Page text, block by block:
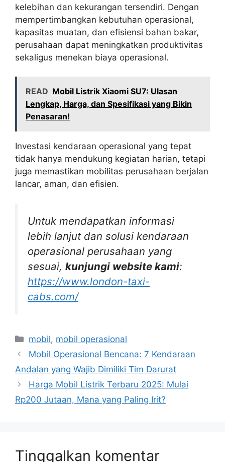
kelebihan dan kekurangan tersendiri. Dengan
mempertimbangkan kebutuhan operasional,
kapasitas muatan, dan efisiensi bahan bakar,
perusahaan dapat meningkatkan produktivitas
sekaligus menekan biaya operasional.
READ Mobil Listrik Xiaomi SU7: Ulasan
Lengkap, Harga, dan Spesifikasi yang Bikin
Penasaran!
Investasi kendaraan operasional yang tepat
tidak hanya mendukung kegiatan harian, tetapi
juga memastikan mobilitas perusahaan berjalan
lancar, aman, dan efisien.
Untuk mendapatkan informasi
lebih lanjut dan solusi kendaraan
operasional perusahaan yang
sesuai, kunjungi website kami:
https://www.london-taxi-
cabs.com/
Kategori
mobil, mobil operasional
Mobil Operasional Bencana: 7 Kendaraan
Andalan yang Wajib Dimiliki Tim Darurat
Harga Mobil Listrik Terbaru 2025: Mulai
Rp200 Jutaan, Mana yang Paling Irit?
Tinggalkan komentar